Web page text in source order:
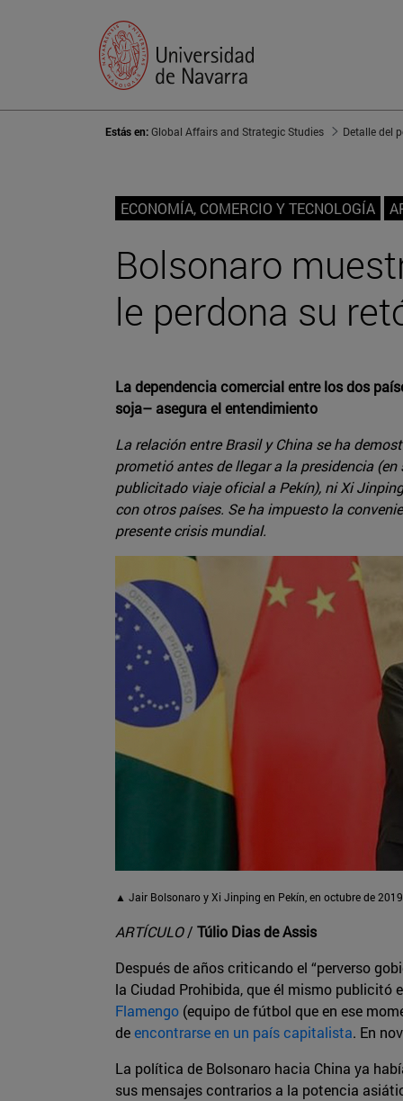
Estás en:Global Affairs and Strategic Studies Detalle del
ECONOMÍA, COMERCIO Y TECNOLOGÍA
Bolsonaro
le perdona su
La dependencia comercial entre los dos
soja– asegura el entendimiento
La relación entre Brasil y China se ha
prometió antes de llegar a la presidencia
publicitado viaje oficial a Pekín), ni Xi
con otros países. Se ha impuesto la
presente crisis mundial.
▲ Jair Bolsonaro y Xi Jinping en Pekín, en octubre de
ARTÍCULO/ Túlio Dias de Assis
Después de años criticando el “perverso
la Ciudad Prohibida, que él mismo publicitó
Flamengo (equipo de fútbol que en ese
deencontrarse en un país capitalista. En
La política de Bolsonaro hacia China ya
sus mensajes contrarios a la potencia